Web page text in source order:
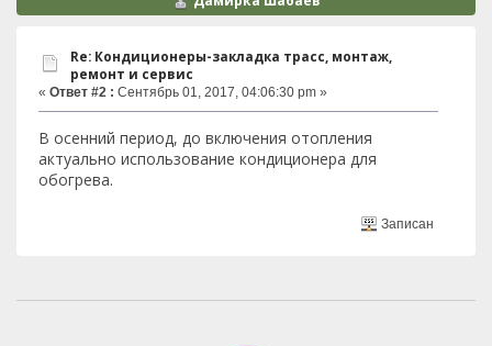
Re: Кондиционеры-закладка трасс, монтаж,
ремонт и сервис
« Ответ #2 : Сентябрь 01, 2017, 04:06:30 pm »
В осенний период, до включения отопления
актуально использование кондиционера для
обогрева.
Записан